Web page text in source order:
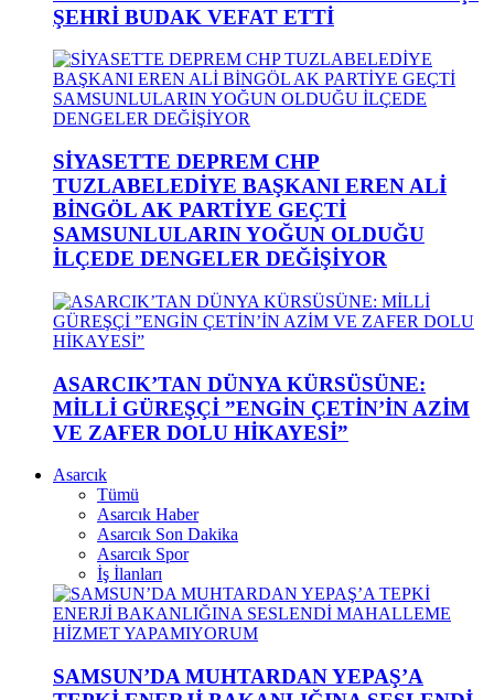
ŞEHRİ BUDAK VEFAT ETTİ
SİYASETTE DEPREM CHP
TUZLABELEDİYE BAŞKANI EREN ALİ
BİNGÖL AK PARTİYE GEÇTİ
SAMSUNLULARIN YOĞUN OLDUĞU
İLÇEDE DENGELER DEĞİŞİYOR
ASARCIK’TAN DÜNYA KÜRSÜSÜNE:
MİLLİ GÜREŞÇİ ”ENGİN ÇETİN’İN AZİM
VE ZAFER DOLU HİKAYESİ”
Asarcık
Tümü
Asarcık Haber
Asarcık Son Dakika
Asarcık Spor
İş İlanları
SAMSUN’DA MUHTARDAN YEPAŞ’A